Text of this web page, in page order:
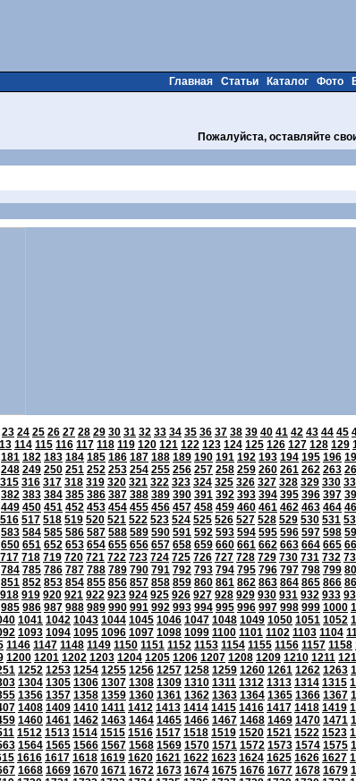
Главная Статьи Каталог Фото
Пожалуйста, оставляйте
23 24 25 26 27 28 29 30 31 32 33 34 35 36 37 38 39 40 41 42 43 44 45
114 115 116 117 118 119 120 121 122 123 124 125 126 127 128 129
181 182 183 184 185 186 187 188 189 190 191 192 193 194 195 196
248 249 250 251 252 253 254 255 256 257 258 259 260 261 262 263
315 316 317 318 319 320 321 322 323 324 325 326 327 328 329 330
382 383 384 385 386 387 388 389 390 391 392 393 394 395 396 397
449 450 451 452 453 454 455 456 457 458 459 460 461 462 463 464
516 517 518 519 520 521 522 523 524 525 526 527 528 529 530 531
583 584 585 586 587 588 589 590 591 592 593 594 595 596 597 598
650 651 652 653 654 655 656 657 658 659 660 661 662 663 664 665
717 718 719 720 721 722 723 724 725 726 727 728 729 730 731 732
784 785 786 787 788 789 790 791 792 793 794 795 796 797 798 799
851 852 853 854 855 856 857 858 859 860 861 862 863 864 865 866
918 919 920 921 922 923 924 925 926 927 928 929 930 931 932 933
985 986 987 988 989 990 991 992 993 994 995 996 997 998 999 1000
1041 1042 1043 1044 1045 1046 1047 1048 1049 1050 1051 1052
1093 1094 1095 1096 1097 1098 1099 1100 1101 1102 1103 1104
1146 1147 1148 1149 1150 1151 1152 1153 1154 1155 1156 1157 1158
1200 1201 1202 1203 1204 1205 1206 1207 1208 1209 1210 1211
1252 1253 1254 1255 1256 1257 1258 1259 1260 1261 1262 1263
1304 1305 1306 1307 1308 1309 1310 1311 1312 1313 1314 1315
1356 1357 1358 1359 1360 1361 1362 1363 1364 1365 1366 1367
1408 1409 1410 1411 1412 1413 1414 1415 1416 1417 1418 1419
1460 1461 1462 1463 1464 1465 1466 1467 1468 1469 1470 1471
1512 1513 1514 1515 1516 1517 1518 1519 1520 1521 1522 1523
1564 1565 1566 1567 1568 1569 1570 1571 1572 1573 1574 1575
1616 1617 1618 1619 1620 1621 1622 1623 1624 1625 1626 1627
1668 1669 1670 1671 1672 1673 1674 1675 1676 1677 1678 1679